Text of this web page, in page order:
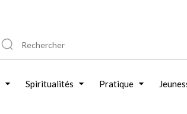
Spiritualités Pratique